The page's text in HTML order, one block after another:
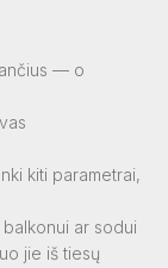
— o
kiti parametrai,
ar sodui
jie iš tiesų